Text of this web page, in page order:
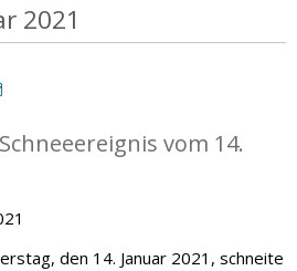
2021
vom 14.
den 14. Januar 2021, schneite